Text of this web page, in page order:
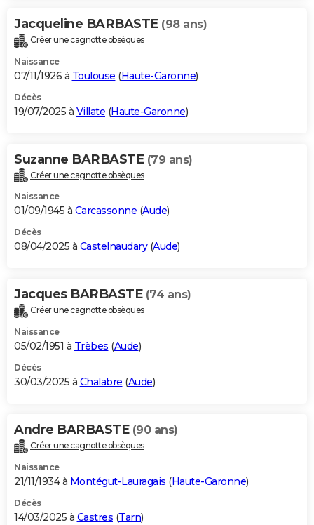
Jacqueline BARBASTE (98 ans)
Créer une cagnotte obsèques
Naissance
07/11/1926 à Toulouse (Haute-Garonne)
Décès
19/07/2025 à Villate (Haute-Garonne)
Suzanne BARBASTE (79 ans)
Créer une cagnotte obsèques
Naissance
01/09/1945 à Carcassonne (Aude)
Décès
08/04/2025 à Castelnaudary(Aude)
Jacques BARBASTE (74 ans)
Créer une cagnotte obsèques
Naissance
05/02/1951 à Trèbes (Aude)
Décès
30/03/2025 à Chalabre (Aude)
Andre BARBASTE (90 ans)
Créer une cagnotte obsèques
Naissance
21/11/1934 à Montégut-Lauragais (Haute-Garonne)
Décès
14/03/2025 à Castres (Tarn)